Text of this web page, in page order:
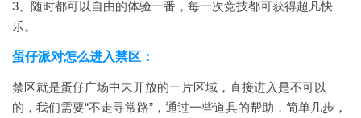
3、随时都可以自由的体验一番，每一次竞技都可获得超凡快
乐。
蛋仔派对怎么进入禁区：
禁区就是蛋仔广场中未开放的一片区域，直接进入是不可以
的，我们需要“不走寻常路”，通过一些道具的帮助，简单几步，